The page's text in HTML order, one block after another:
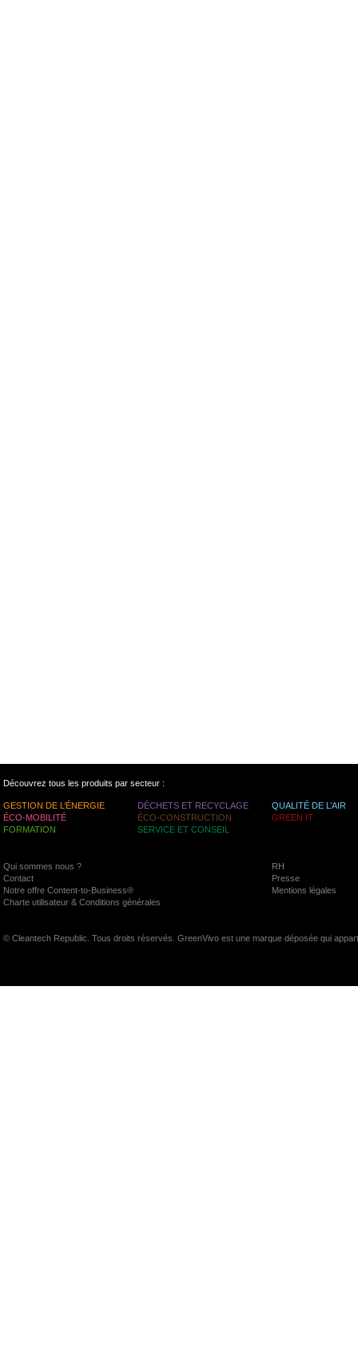
Découvrez tous les produits par secteur :
GESTION DE L’ÉNERGIE DÉCHETS ET RECYCLAGE
QUALITÉ DE L’AIR
ÉCO-MOBILITÉ
ÉCO-CONSTRUCTION
GREEN IT
FORMATION
SERVICE ET CONSEIL
Qui sommes nous ?
RH
Contact
Presse
Notre offre Content-to-Business®
Mentions légales
Charte utilisateur & Conditions générales
© Cleantech Republic. Tous droits réservés. GreenVivo est une marque déposée qui